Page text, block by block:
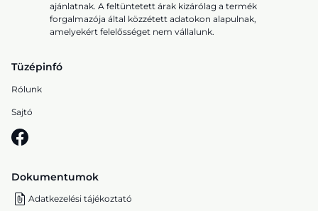
ajánlatnak. A feltüntetett árak kizárólag a termék
forgalmazója által közzétett adatokon alapulnak,
amelyekért felelősséget nem vállalunk.
Tüzépinfó
Rólunk
Sajtó
Dokumentumok
Adatkezelési tájékoztató